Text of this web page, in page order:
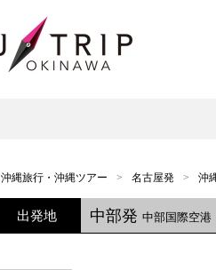
沖縄旅行・沖縄ツアー 名古屋発 沖
出発地 中部発 中部国際空港